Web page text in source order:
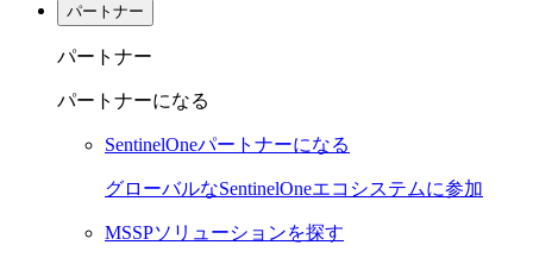
パートナー
パートナー
パートナーになる
SentinelOneパートナーになる
グローバルなSentinelOneエコシステムに参加
MSSPソリューションを探す